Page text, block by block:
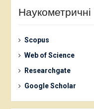
Scopus
Web of Science
Researchgate
Google Scholar